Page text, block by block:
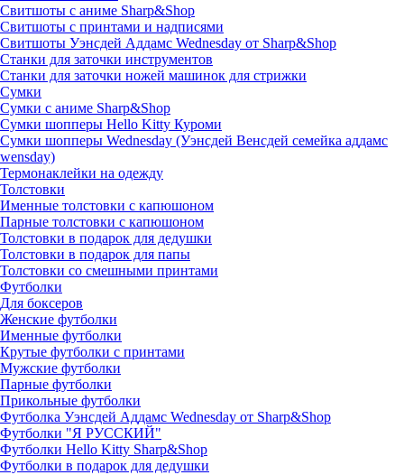
Свитшоты с аниме Sharp&Shop
Свитшоты с принтами и надписями
Свитшоты Уэнсдей Аддамс Wednesday от Sharp&Shop
Станки для заточки инструментов
Станки для заточки ножей машинок для стрижки
Сумки
Сумки с аниме Sharp&Shop
Сумки шопперы Hello Kitty Куроми
Сумки шопперы Wednesday (Уэнсдей Венсдей семейка аддамс
wensday)
Термонаклейки на одежду
Толстовки
Именные толстовки с капюшоном
Парные толстовки с капюшоном
Толстовки в подарок для дедушки
Толстовки в подарок для папы
Толстовки со смешными принтами
Футболки
Для боксеров
Женские футболки
Именные футболки
Крутые футболки с принтами
Мужские футболки
Парные футболки
Прикольные футболки
Футболка Уэнсдей Аддамс Wednesday от Sharp&Shop
Футболки "Я РУССКИЙ"
Футболки Hello Kitty Sharp&Shop
Футболки в подарок для дедушки